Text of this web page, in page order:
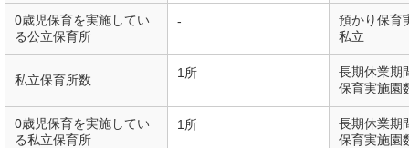
0歳児保育を実施してい
る公立保育所
-
預かり保育
私立
私立保育所数 1所
長期休業期
保育実施園
0歳児保育を実施してい
る私立保育所
1所
長期休業期
保育実施園